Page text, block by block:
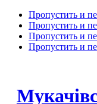
Пропустить и
Пропустить и
Пропустить и
Пропустить и